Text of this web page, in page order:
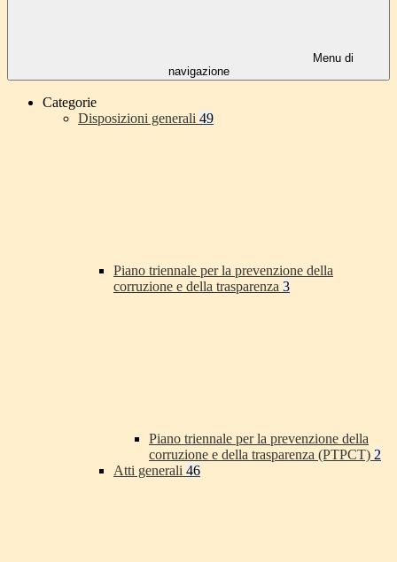
Menu di
navigazione
Categorie
Disposizioni generali 49
Piano triennale per la prevenzione della
corruzione e della trasparenza 3
Piano triennale per la prevenzione della
corruzione e della trasparenza (PTPCT) 2
Atti generali 46